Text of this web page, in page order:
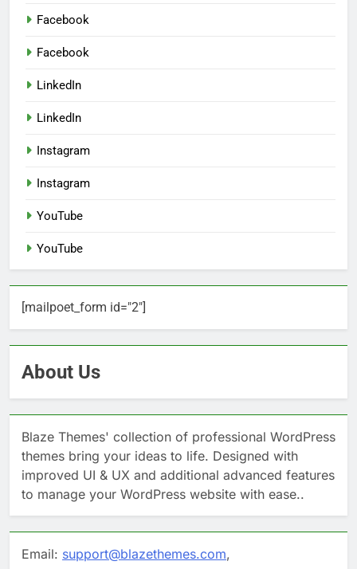
Facebook
Facebook
LinkedIn
LinkedIn
Instagram
Instagram
YouTube
YouTube
[mailpoet_form id="2"]
About Us
Blaze Themes' collection of professional WordPress
themes bring your ideas to life. Designed with
improved UI & UX and additional advanced features
to manage your WordPress website with ease..
Email: support@blazethemes.com,